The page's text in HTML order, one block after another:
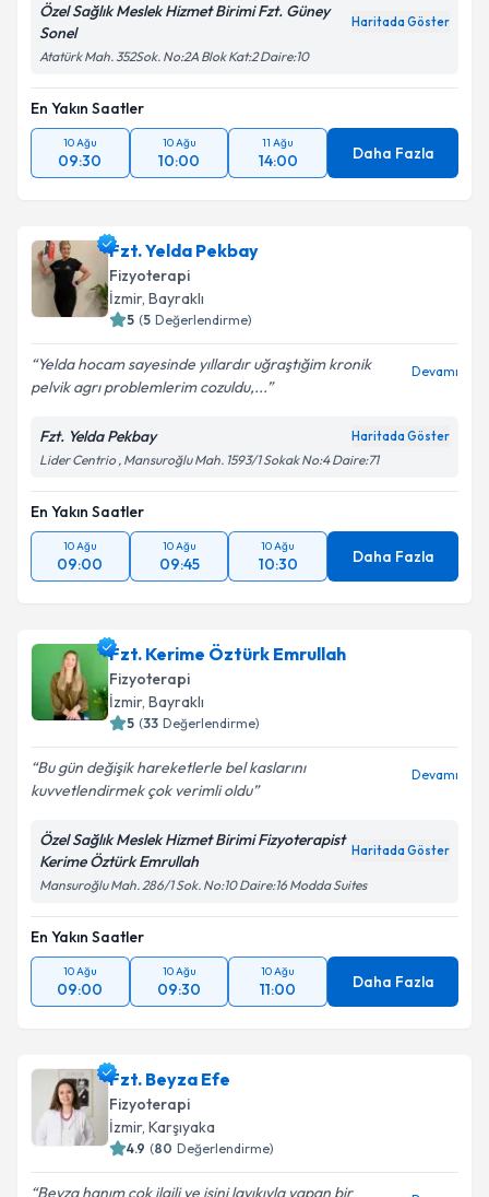
Özel Sağlık Meslek Hizmet Birimi Fzt. Güney
Sonel
Haritada Göster
Atatürk Mah. 352Sok. No:2A Blok Kat:2 Daire:10
En Yakın Saatler
10 Ağu
09:30
10 Ağu
10:00
11 Ağu
14:00 Daha Fazla
Fzt. Yelda Pekbay
Fizyoterapi
İzmir, Bayraklı
5 (5 Değerlendirme)
Yelda hocam sayesinde yıllardır uğraştığim kronik
pelvik agrı problemlerim cozuldu,...
Devamı
Fzt. Yelda Pekbay Haritada Göster
Lider Centrio , Mansuroğlu Mah. 1593/1 Sokak No:4 Daire:71
En Yakın Saatler
10 Ağu
09:00
10 Ağu
09:45
10 Ağu
10:30 Daha Fazla
Fzt. Kerime Öztürk Emrullah
Fizyoterapi
İzmir, Bayraklı
5 (33 Değerlendirme)
Bu gün değişik hareketlerle bel kaslarını
kuvvetlendirmek çok verimli oldu
Devamı
Özel Sağlık Meslek Hizmet Birimi Fizyoterapist
Kerime Öztürk Emrullah
Haritada Göster
Mansuroğlu Mah. 286/1 Sok. No:10 Daire:16 Modda Suites
En Yakın Saatler
10 Ağu
09:00
10 Ağu
09:30
10 Ağu
11:00 Daha Fazla
Fzt. Beyza Efe
Fizyoterapi
İzmir, Karşıyaka
4.9 (80 Değerlendirme)
Beyza hanım çok ilgili ve işini layıkıyla yapan bir